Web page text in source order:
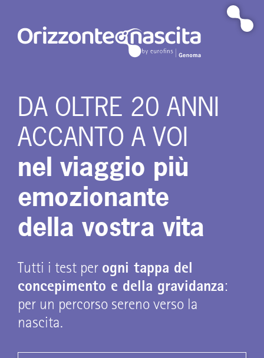
contenuto
DA OLTRE 20 ANNI
ACCANTO A VOI
nel viaggio più
emozionante
della vostra vita
Tutti i test per ogni tappa del
concepimento e della gravidanza:
per un percorso sereno verso la
nascita.